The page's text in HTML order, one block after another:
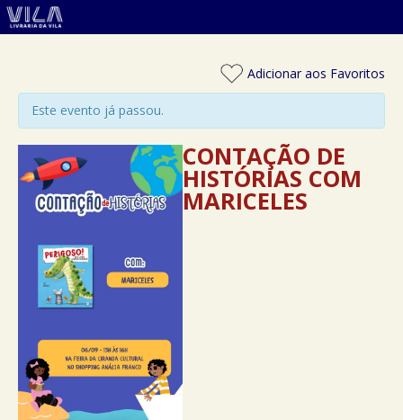
Adicionar aos Favoritos
Este evento já passou.
CONTAÇÃO DE
HISTÓRIAS COM
MARICELES